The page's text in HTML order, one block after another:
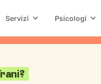
Servizi Psicologi